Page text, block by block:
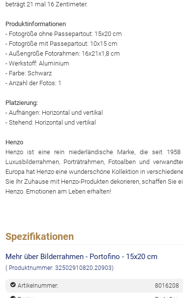
beträgt 21 mal 16 Zentimeter.
Produktinformationen
- Fotogröße ohne Passepartout: 15x20 cm
- Fotogröße mit Passepartout: 10x15 cm
- Außengröße Fotorahmen: 16x21x1,8 cm
- Werkstoff: Aluminium
- Farbe: Schwarz
- Anzahl der Fotos: 1
Platzierung:
- Aufhängen: Horizontal und vertikal
- Stehend: Horizontal und vertikal
Henzo
Henzo ist eine rein niederländische Marke, die seit
Luxusbilderrahmen, Porträtrahmen, Fotoalben und
Europa hat Henzo eine wunderschöne Kollektion in
Sie Ihr Zuhause mit Henzo-Produkten dekorieren, schaffen Sie
Henzo. Emotionen am Leben erhalten!
Spezifikationen
Mehr über Bilderrahmen - Portofino - 15x20 cm
( Produktnummer: 32502910820.20903)
Artikelnummer:
8016208